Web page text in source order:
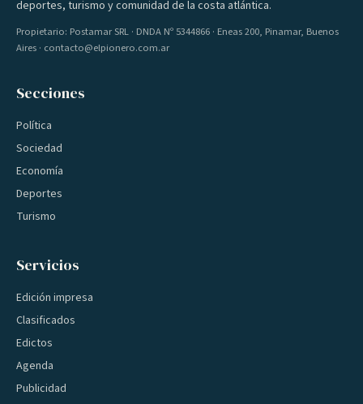
deportes, turismo y comunidad de la costa atlántica.
Propietario: Postamar SRL · DNDA Nº 5344866 · Eneas 200, Pinamar, Buenos
Aires · contacto@elpionero.com.ar
Secciones
Política
Sociedad
Economía
Deportes
Turismo
Servicios
Edición impresa
Clasificados
Edictos
Agenda
Publicidad